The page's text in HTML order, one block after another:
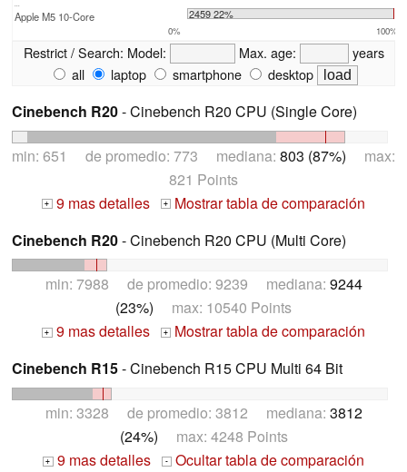
Apple M5 10-Core 2459 22%
0% 100%
Restrict / Search: Model: Max. age:
years
all
laptop smartphone desktop
Cinebench R20- Cinebench R20 CPU (Single Core)
min: 651 de promedio: 773 mediana: 803 (87%) max:
821 Points
+ 9 mas detalles +
Mostrar tabla de comparación
Cinebench R20- Cinebench R20 CPU (Multi Core)
min: 7988 de promedio: 9239 mediana: 9244
(23%) max: 10540 Points
+ 9 mas detalles +
Mostrar tabla de comparación
Cinebench R15- Cinebench R15 CPU Multi 64 Bit
min: 3328 de promedio: 3812 mediana: 3812
(24%) max: 4248 Points
+ 9 mas detalles - Ocultar tabla de comparación